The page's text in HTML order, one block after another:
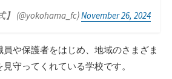
(@yokohama_fc)November 26, 2024
や保護者をはじめ、地域のさまざま
守ってくれている学校です。